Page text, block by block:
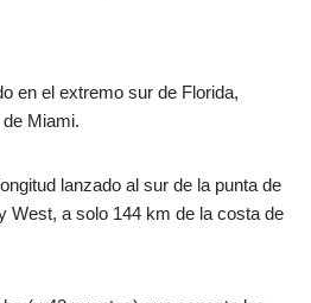
en el extremo sur de Florida,
Miami.
lanzado al sur de la punta de
West, a solo 144 km de la costa de